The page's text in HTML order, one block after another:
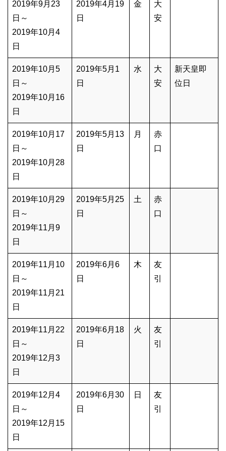
2019年9月23
日～
2019年10月4
日
2019年4月19
日
金
大
安
2019年10月5
日～
2019年10月16
日
2019年5月1
日
水
大
安
新天皇即
位日
2019年10月17
日～
2019年10月28
日
2019年5月13
日
月
赤
口
2019年10月29
日～
2019年11月9
日
2019年5月25
日
土
赤
口
2019年11月10
日～
2019年11月21
日
2019年6月6
日
木
友
引
2019年11月22
日～
2019年12月3
日
2019年6月18
日
火
友
引
2019年12月4
日～
2019年12月15
日
2019年6月30
日
日
友
引